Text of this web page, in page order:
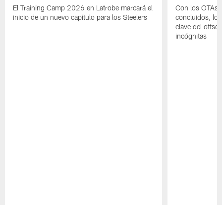
El Training Camp 2026 en Latrobe marcará el
inicio de un nuevo capítulo para los Steelers
Con los OTAs
concluidos,
clave del
incógnitas